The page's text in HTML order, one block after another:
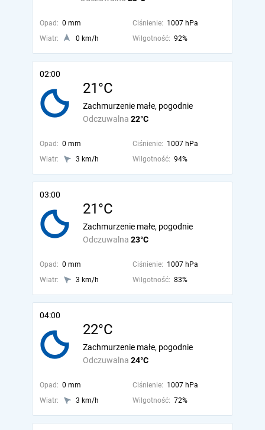
Opad: 0 mm Ciśnienie: 1007 hPa
Wiatr:
0 km/h Wilgotność: 92%
02:00
21°C
Odczuwalna 22°C
Zachmurzenie małe, pogodnie
Opad: 0 mm Ciśnienie: 1007 hPa
Wiatr:
3 km/h Wilgotność: 94%
03:00
21°C
Odczuwalna 23°C
Zachmurzenie małe, pogodnie
Opad: 0 mm Ciśnienie: 1007 hPa
Wiatr:
3 km/h Wilgotność: 83%
04:00
22°C
Odczuwalna 24°C
Zachmurzenie małe, pogodnie
Opad: 0 mm Ciśnienie: 1007 hPa
Wiatr:
3 km/h Wilgotność: 72%